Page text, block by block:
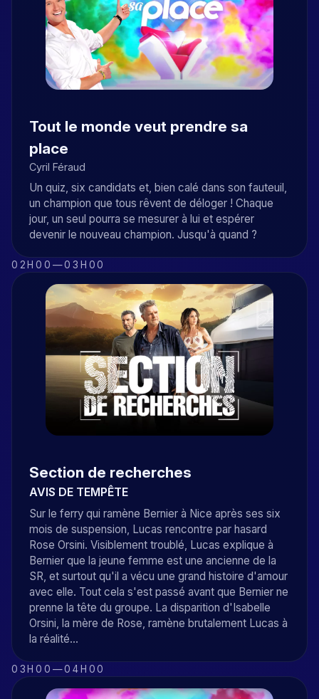
Tout le monde veut prendre sa
place
Cyril Féraud
Un quiz, six candidats et, bien calé dans son fauteuil,
un champion que tous rêvent de déloger ! Chaque
jour, un seul pourra se mesurer à lui et espérer
devenir le nouveau champion. Jusqu'à quand ?
02H00 —03H00
Section de recherches
AVIS DE TEMPÊTE
Sur le ferry qui ramène Bernier à Nice après ses six
mois de suspension, Lucas rencontre par hasard
Rose Orsini. Visiblement troublé, Lucas explique à
Bernier que la jeune femme est une ancienne de la
SR, et surtout qu'il a vécu une grand histoire d'amour
avec elle. Tout cela s'est passé avant que Bernier ne
prenne la tête du groupe. La disparition d'Isabelle
Orsini, la mère de Rose, ramène brutalement Lucas à
la réalité...
03H00 —04H00